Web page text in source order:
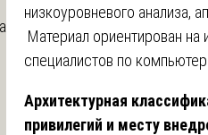
низкоуровневого анализа,
Материал ориентирован
специалистов по
Архитектурная
привилегий и месту